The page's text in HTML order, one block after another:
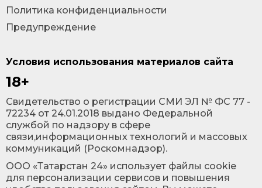
Условия использования материалов сайта
18+
Cвидетельство о регистрации СМИ ЭЛ № ФС 77 -
72234 от 24.01.2018 выдано Федеральной
службой по надзору в сфере
связи,информационных технологий и массовых
коммуникаций (Роскомнадзор).
ООО «Татарстан 24» использует файлы cookie
для персонализации сервисов и повышения
Политика конфиденциальности
Предупреждение